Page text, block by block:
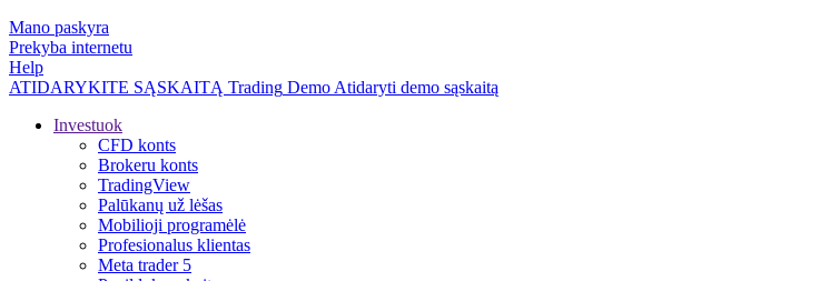
Mano paskyra
Prekyba internetu
Help
ATIDARYKITE SĄSKAITĄ Trading Demo Atidaryti demo sąskaitą
Investuok
CFD konts
Brokeru konts
TradingView
Palūkanų už lėšas
Mobilioji programėlė
Profesionalus klientas
Meta trader 5